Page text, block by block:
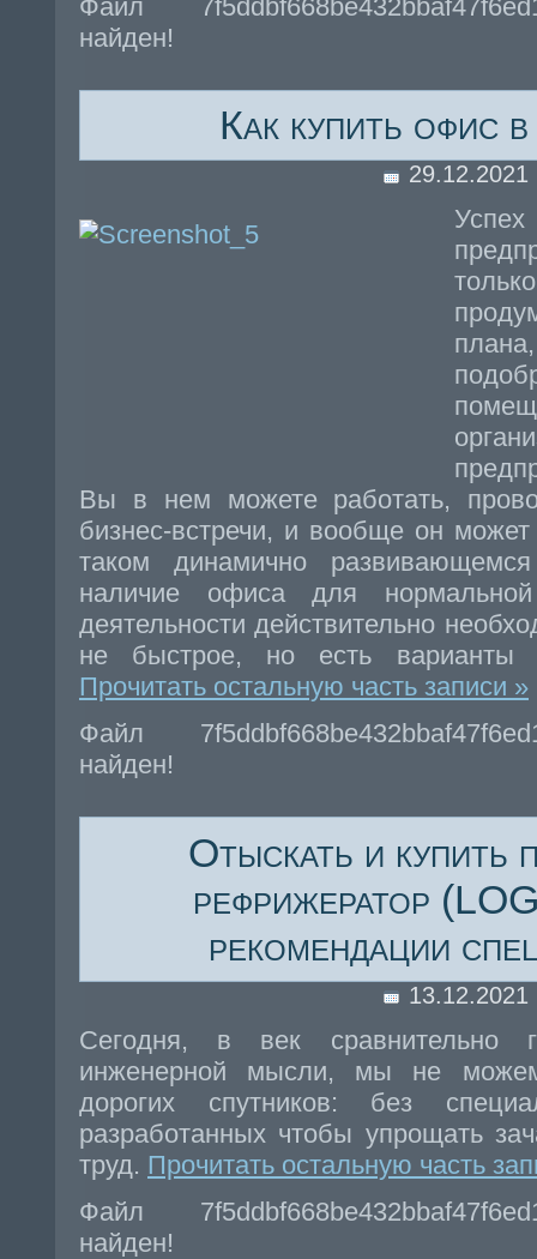
Файл
найден!
Как купить офис
29.12.2021
Вы в нем можете работать,
бизнес-встречи, и вообще он
таком динамично
наличие офиса для нормальной
деятельности действительно
не быстрое, но есть варианты
Прочитать остальную часть записи »
Файл
найден!
Отыскать и купить
рефрижератор
рекомендации
13.12.2021
Сегодня, в век сравнительно
инженерной мысли, мы не
дорогих спутников: без
разработанных чтобы упрощать
труд. Прочитать остальную часть
Файл
найден!